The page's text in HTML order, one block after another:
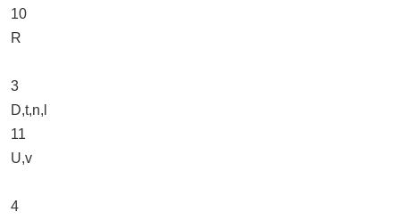
10
R
3
D,t,n,l
11
U,v
4